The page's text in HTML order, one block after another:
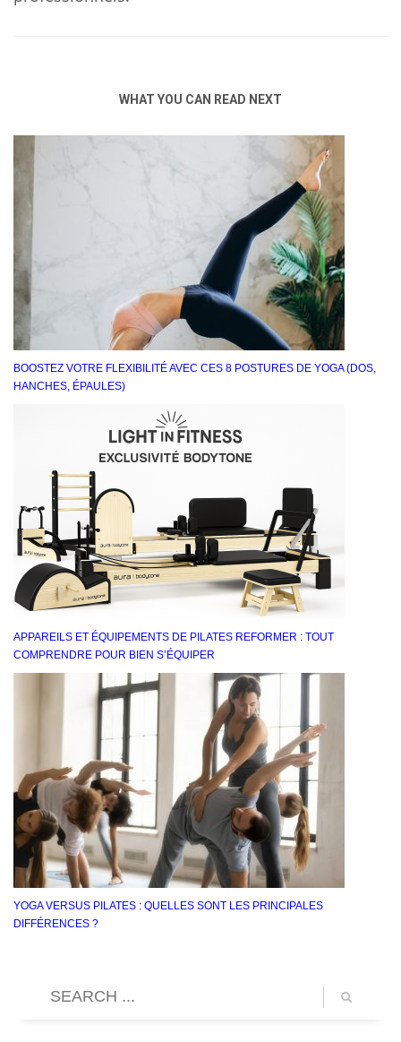
WHAT YOU CAN READ NEXT
BOOSTEZ VOTRE FLEXIBILITÉ AVEC CES 8 POSTURES DE YOGA (DOS,
HANCHES, ÉPAULES)
APPAREILS ET ÉQUIPEMENTS DE PILATES REFORMER : TOUT
COMPRENDRE POUR BIEN S’ÉQUIPER
YOGA VERSUS PILATES : QUELLES SONT LES PRINCIPALES
DIFFÉRENCES ?